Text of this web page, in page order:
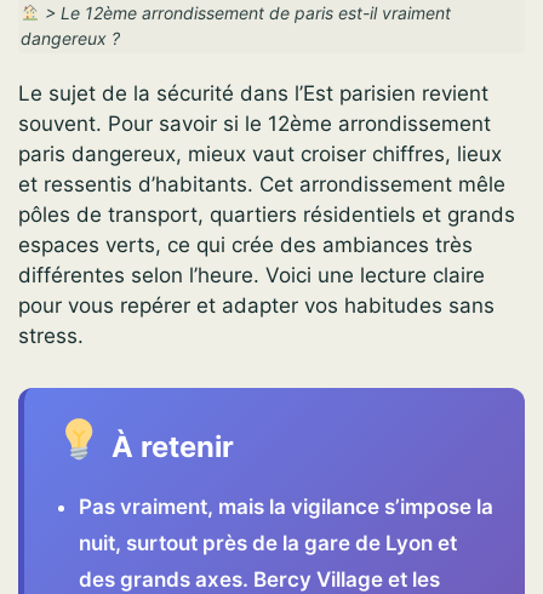
> Le 12ème arrondissement de paris est-il vraiment
dangereux ?
Le sujet de la sécurité dans l’Est parisien revient
souvent. Pour savoir si le 12ème arrondissement
paris dangereux, mieux vaut croiser chiffres, lieux
et ressentis d’habitants. Cet arrondissement mêle
pôles de transport, quartiers résidentiels et grands
espaces verts, ce qui crée des ambiances très
différentes selon l’heure. Voici une lecture claire
pour vous repérer et adapter vos habitudes sans
stress.
À retenir
Pas vraiment, mais la vigilance s’impose la
nuit, surtout près de la gare de Lyon et
des grands axes. Bercy Village et les